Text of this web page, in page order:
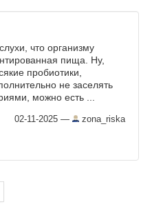
что организму
пища. Ну,
пробиотики,
не заселять
можно есть ...
02-11-2025 — zona_riska